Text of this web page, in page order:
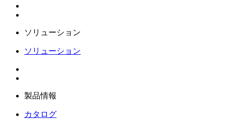
ソリューション
ソリューション
製品情報
カタログ